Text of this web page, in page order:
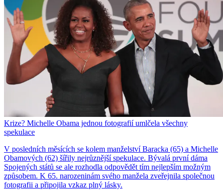
Krize? Michelle Obama jednou fotografií umlčela všechny
spekulace
V posledních měsících se kolem manželství Baracka (65) a Michelle
Obamových (62) šířily nejrůznější spekulace. Bývalá první dáma
Spojených států se ale rozhodla odpovědět tím nejlepším možným
způsobem. K 65. narozeninám svého manžela zveřejnila společnou
fotografii a připojila vzkaz plný lásky.